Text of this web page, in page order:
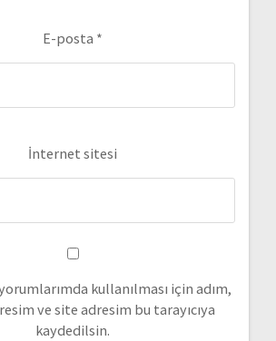
E-posta *
İnternet sitesi
kullanılması için adım,
ve site adresim bu tarayıcıya
kaydedilsin.